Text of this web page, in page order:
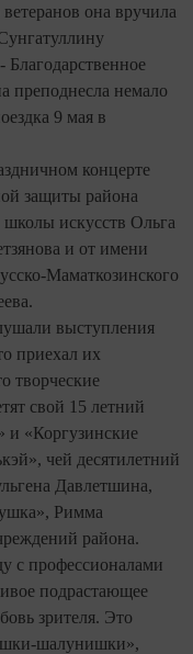
она вручила
Благодарственное
преподнесла немало
9 мая в
концерте
защиты района
школы искусств Ольга
и от имени
Маматкозинского
выступления
приехал их
творческие
свой 15 летний
и «Коргузинские
чей десятилетний
Давлетшина,
Римма
района.
с профессионалами
подрастающее
зрителя. Это
шалунишки»,